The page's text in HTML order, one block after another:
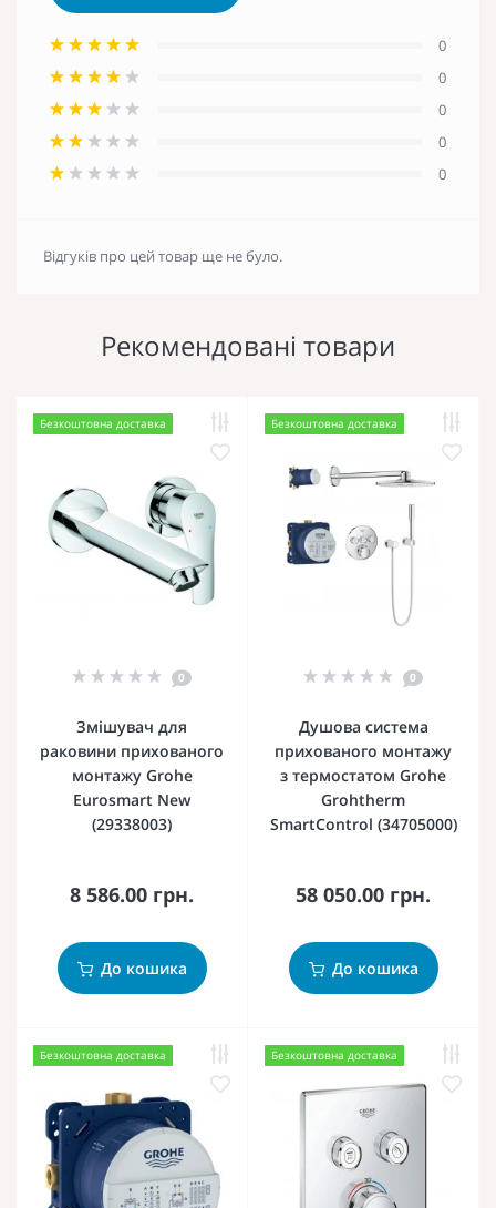
0
0
0
0
0
Відгуків про цей товар ще не було.
Рекомендовані товари
Безкоштовна доставка
0
Змішувач для
раковини прихованого
монтажу Grohe
Eurosmart New
(29338003)
8 586.00 грн.
До кошика
Безкоштовна доставка
0
Душова система
прихованого монтажу
з термостатом Grohe
Grohtherm
SmartControl (34705000)
58 050.00 грн.
До кошика
Безкоштовна доставка Безкоштовна доставка